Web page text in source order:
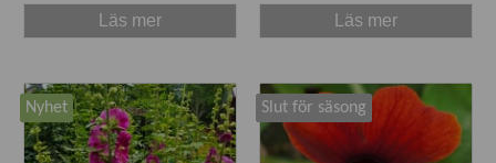
Läs mer Läs mer
Nyhet Slut för säsong